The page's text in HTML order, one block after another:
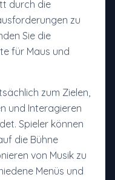
durch die
zu
Sie die
für Maus und
zum Zielen,
und Interagieren
Spieler können
die Bühne
von Musik zu
Menüs und